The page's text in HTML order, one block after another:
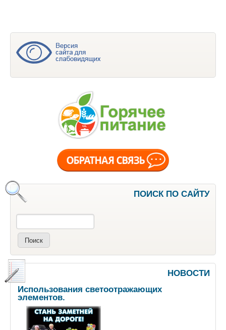
ПОИСК ПО САЙТУ
Поиск
НОВОСТИ
Использования светоотражающих
элементов.